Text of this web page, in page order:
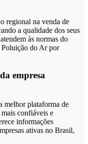
regional na venda de
a qualidade dos seus
às normas do
do Ar por
empresa
melhor plataforma de
confiáveis e
informações
ativas no Brasil,